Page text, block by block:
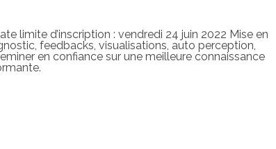
limite d’inscription : vendredi 24 juin 2022 Mise en
feedbacks, visualisations, auto perception,
en confiance sur une meilleure connaissance